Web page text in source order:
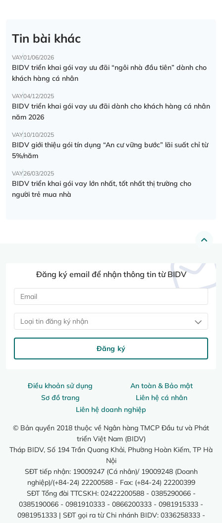
Tin bài khác
VAY01/06/2026
BIDV triển khai gói vay ưu đãi “ngôi nhà đầu tiên” dành cho
khách hàng cá nhân
VAY04/12/2025
BIDV triển khai gói vay ưu đãi dành cho khách hàng cá nhân
năm 2026
VAY10/10/2025
BIDV giới thiệu gói tín dụng “An cư vững bước” lãi suất chỉ từ
5%/năm
VAY26/03/2025
BIDV triển khai gói vay lớn nhất, tốt nhất thị trường cho
người trẻ mua nhà
Điều khoản sử dụng
An toàn & Bảo mật
Sơ đồ trang
Liên hệ cá nhân
Liên hệ doanh nghiệp
© Bản quyền 2018 thuộc về Ngân hàng TMCP Đầu tư và Phát
triển Việt Nam (BIDV)
Tháp BIDV, Số 194 Trần Quang Khải, Phường Hoàn Kiếm, TP Hà
Nội
SĐT tiếp nhận: 19009247 (Cá nhân)/ 19009248 (Doanh
nghiệp)/(+84-24) 22200588 - Fax: (+84-24) 22200399
SĐT Tổng đài TTCSKH: 02422200588 - 0385290066 -
0385190066 - 0981910333 - 0866200333 - 0981915333 -
0981951333 | SĐT gọi ra từ Chi nhánh BIDV: 0336258333 -
Đăng ký email để nhận thông tin từ BIDV
Loại tin đăng ký nhận
Đăng ký